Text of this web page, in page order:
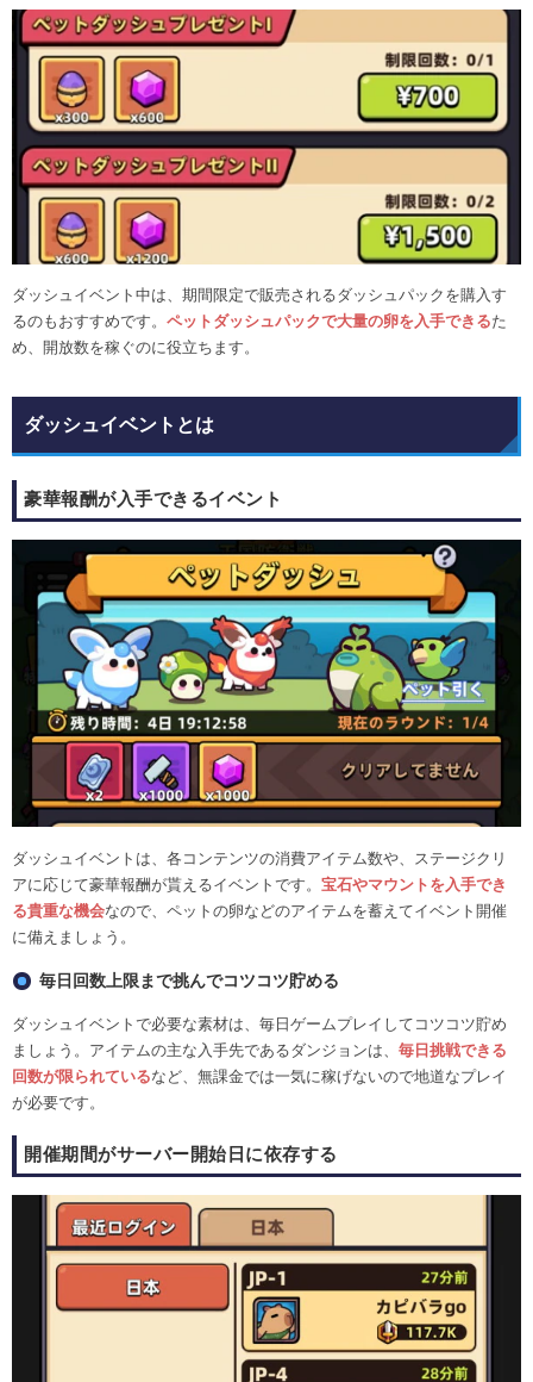
ダッシュイベント中は、期間限定で販売されるダッシュパックを購入す
るのもおすすめです。 ペットダッシュパックで大量の卵を入手できるた
め、開放数を稼ぐのに役立ちます。
ダッシュイベントとは
豪華報酬が入手できるイベント
ダッシュイベントは、各コンテンツの消費アイテム数や、ステージクリ
アに応じて豪華報酬が貰えるイベントです。 宝石やマウントを入手でき
る貴重な機会なので、ペットの卵などのアイテムを蓄えてイベント開催
に備えましょう。
毎日回数上限まで挑んでコツコツ貯める
ダッシュイベントで必要な素材は、毎日ゲームプレイしてコツコツ貯め
ましょう。アイテムの主な入手先であるダンジョンは、 毎日挑戦できる
回数が限られているなど、無課金では一気に稼げないので地道なプレイ
が必要です。
開催期間がサーバー開始日に依存する